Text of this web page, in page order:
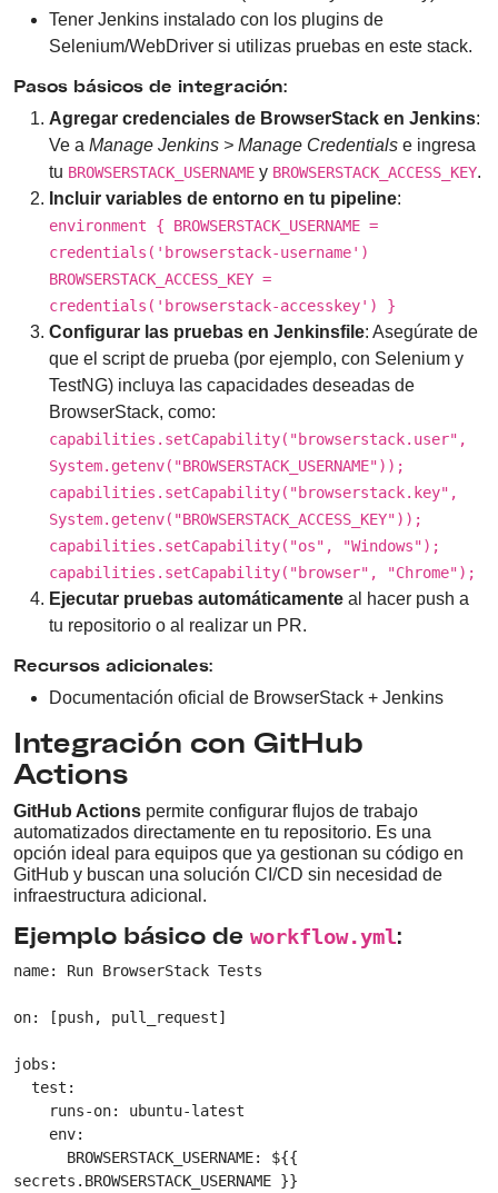
Tener Jenkins instalado con los plugins de
Selenium/WebDriver si utilizas pruebas en este stack.
Pasos básicos de integración:
Agregar credenciales de BrowserStack en Jenkins:
Ve a Manage Jenkins > Manage Credentials e ingresa
tu BROWSERSTACK_USERNAME y BROWSERSTACK_ACCESS_KEY.
Incluir variables de entorno en tu pipeline:
environment { BROWSERSTACK_USERNAME =
credentials('browserstack-username')
BROWSERSTACK_ACCESS_KEY =
credentials('browserstack-accesskey') }
Configurar las pruebas en Jenkinsfile: Asegúrate de
que el script de prueba (por ejemplo, con Selenium y
TestNG) incluya las capacidades deseadas de
BrowserStack, como:
capabilities.setCapability("browserstack.user",
System.getenv("BROWSERSTACK_USERNAME"));
capabilities.setCapability("browserstack.key",
System.getenv("BROWSERSTACK_ACCESS_KEY"));
capabilities.setCapability("os", "Windows");
capabilities.setCapability("browser", "Chrome");
Ejecutar pruebas automáticamente al hacer push a
tu repositorio o al realizar un PR.
Recursos adicionales:
Documentación oficial de BrowserStack + Jenkins
Integración con GitHub
Actions
GitHub Actions permite configurar flujos de trabajo
automatizados directamente en tu repositorio. Es una
opción ideal para equipos que ya gestionan su código en
GitHub y buscan una solución CI/CD sin necesidad de
infraestructura adicional.
Ejemplo básico de workflow.yml:
name: Run BrowserStack Tests
on: [push, pull_request]
jobs:
secrets.BROWSERSTACK_USERNAME }}